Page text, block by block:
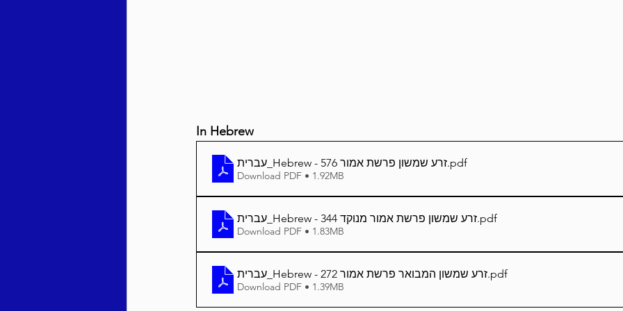
Vayikra 5786 Vayakhel-Pekudei 5786
In Hebrew
עברית_Hebrew - זרע שמשון פרשת אמור 576.pdf
Download PDF • 1.92MB
עברית_Hebrew - זרע שמשון פרשת אמור מנוקד 344.pdf
Download PDF • 1.83MB
עברית_Hebrew - זרע שמשון המבואר פרשת אמור 272.pdf
Download PDF • 1.39MB